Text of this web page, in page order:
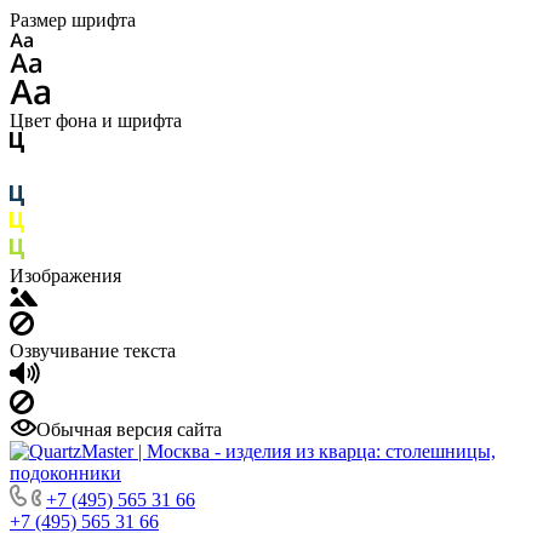
Размер шрифта
Цвет фона и шрифта
Изображения
Озвучивание текста
Обычная версия сайта
+7 (495) 565 31 66
+7 (495) 565 31 66